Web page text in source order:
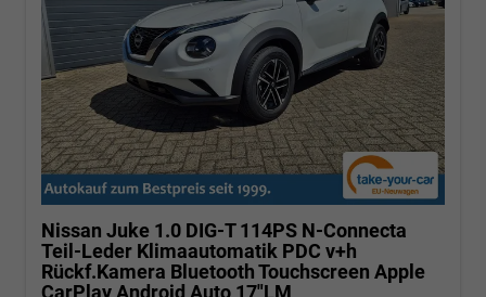
Nissan Juke 1.0 DIG-T 114PS N-Connecta
Teil-Leder Klimaautomatik PDC v+h
Rückf.Kamera Bluetooth Touchscreen Apple